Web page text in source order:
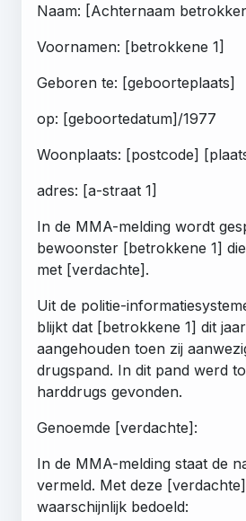
Naam: [Achternaam
Voornamen: [betrokkene 1]
Geboren te: [geboorteplaats]
op: [geboortedatum]/1977
Woonplaats: [postcode]
adres: [a-straat 1]
In de MMA-melding wordt
bewoonster [betrokkene 1]
met [verdachte].
Uit de politie-
blijkt dat [betrokkene 1] dit
aangehouden toen zij
drugspand. In dit pand werd
harddrugs gevonden.
Genoemde [verdachte]:
In de MMA-melding staat de
vermeld. Met deze
waarschijnlijk bedoeld: